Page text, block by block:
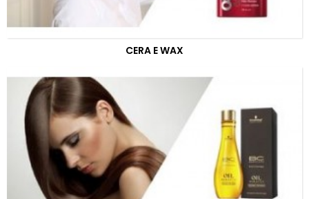
CERA E WAX